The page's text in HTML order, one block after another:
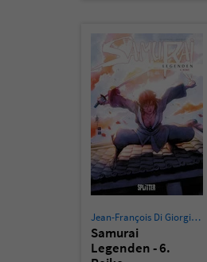
Jean-François Di Giorgio,
Samurai
Legenden - 6.